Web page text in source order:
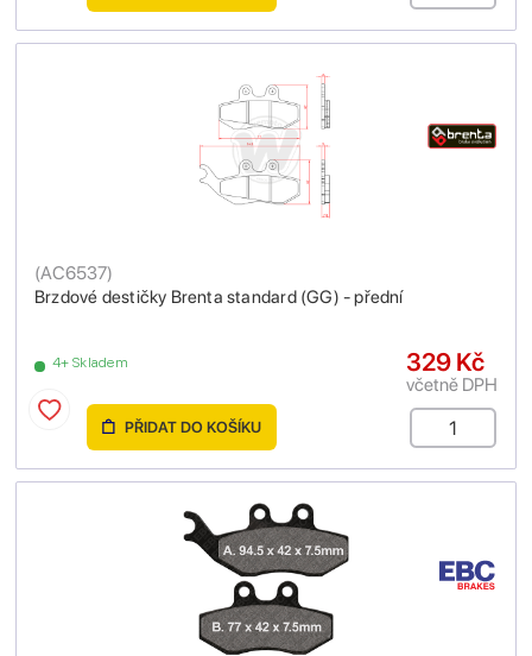
Brzdové destičky Brenta standard (GG) - přední
(AC6537)
4+ Skladem 329 Kč
včetně DPH
PŘIDAT DO KOŠÍKU